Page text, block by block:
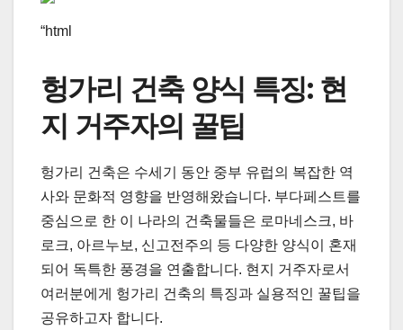
“html
헝가리 건축 양식 특징: 현
지 거주자의 꿀팁
헝가리 건축은 수세기 동안 중부 유럽의 복잡한 역
사와 문화적 영향을 반영해왔습니다. 부다페스트를
중심으로 한 이 나라의 건축물들은 로마네스크, 바
로크, 아르누보, 신고전주의 등 다양한 양식이 혼재
되어 독특한 풍경을 연출합니다. 현지 거주자로서
여러분에게 헝가리 건축의 특징과 실용적인 꿀팁을
공유하고자 합니다.